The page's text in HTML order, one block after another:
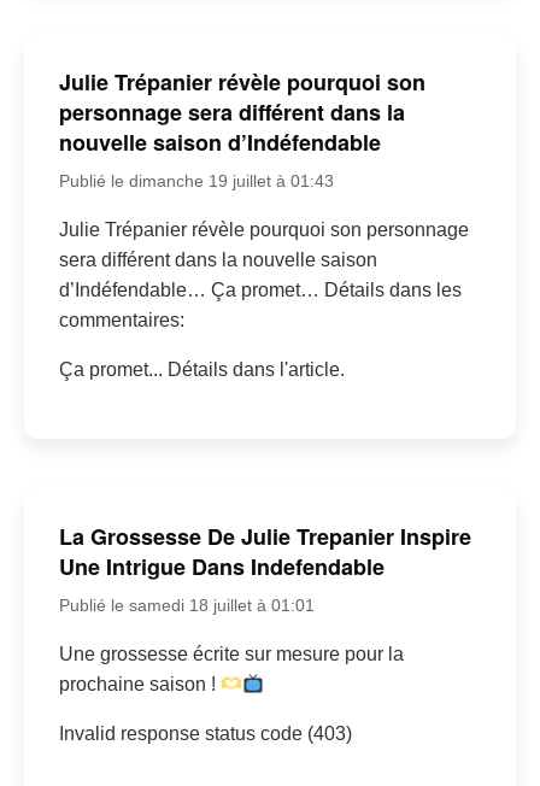
Julie Trépanier révèle pourquoi son
personnage sera différent dans la
nouvelle saison d’Indéfendable
Publié le dimanche 19 juillet à 01:43
Julie Trépanier révèle pourquoi son personnage
sera différent dans la nouvelle saison
d’Indéfendable… Ça promet… Détails dans les
commentaires:
Ça promet... Détails dans l'article.
La Grossesse De Julie Trepanier Inspire
Une Intrigue Dans Indefendable
Publié le samedi 18 juillet à 01:01
Une grossesse écrite sur mesure pour la
prochaine saison !
Invalid response status code (403)